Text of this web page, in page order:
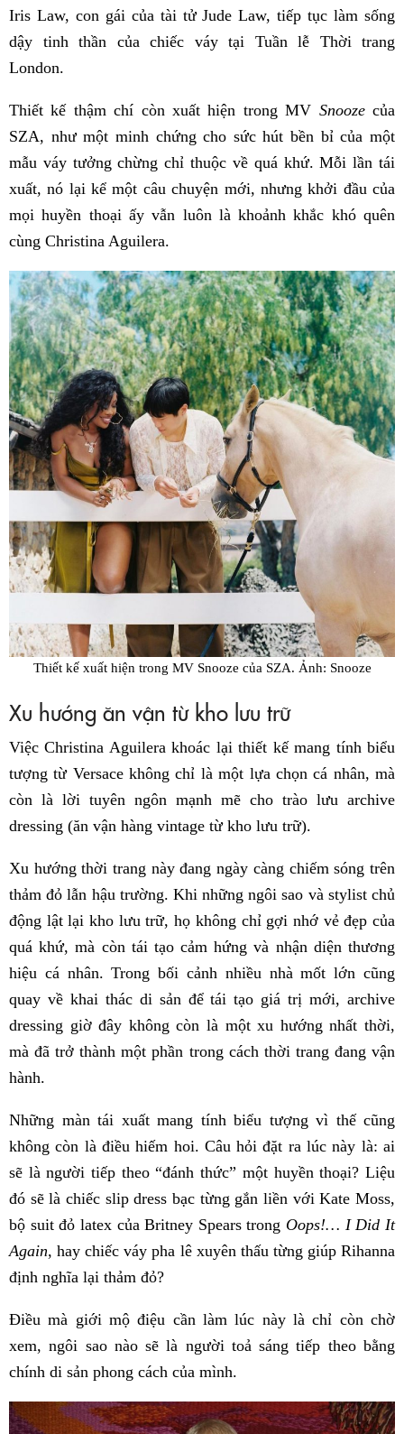
Iris Law, con gái của tài tử Jude Law, tiếp tục làm sống
dậy tinh thần của chiếc váy tại Tuần lễ Thời trang
London.
Thiết kế thậm chí còn xuất hiện trong MV Snoozecủa
SZA, như một minh chứng cho sức hút bền bỉ của một
mẫu váy tưởng chừng chỉ thuộc về quá khứ. Mỗi lần tái
xuất, nó lại kể một câu chuyện mới, nhưng khởi đầu của
mọi huyền thoại ấy vẫn luôn là khoảnh khắc khó quên
cùng Christina Aguilera.
Thiết kế xuất hiện trong MV Snooze của SZA. Ảnh: Snooze
Xu hướng ăn vận từ kho lưu trữ
Việc Christina Aguilera khoác lại thiết kế mang tính biểu
tượng từ Versace không chỉ là một lựa chọn cá nhân, mà
còn là lời tuyên ngôn mạnh mẽ cho trào lưu archive
dressing (ăn vận hàng vintage từ kho lưu trữ).
Xu hướng thời trang này đang ngày càng chiếm sóng trên
thảm đỏ lẫn hậu trường. Khi những ngôi sao và stylist chủ
động lật lại kho lưu trữ, họ không chỉ gợi nhớ vẻ đẹp của
quá khứ, mà còn tái tạo cảm hứng và nhận diện thương
hiệu cá nhân. Trong bối cảnh nhiều nhà mốt lớn cũng
quay về khai thác di sản để tái tạo giá trị mới, archive
dressing giờ đây không còn là một xu hướng nhất thời,
mà đã trở thành một phần trong cách thời trang đang vận
hành.
Những màn tái xuất mang tính biểu tượng vì thế cũng
không còn là điều hiếm hoi. Câu hỏi đặt ra lúc này là: ai
sẽ là người tiếp theo “đánh thức” một huyền thoại? Liệu
đó sẽ là chiếc slip dress bạc từng gắn liền với Kate Moss,
bộ suit đỏ latex của Britney Spears trong Oops!… I Did It
Again, hay chiếc váy pha lê xuyên thấu từng giúp Rihanna
định nghĩa lại thảm đỏ?
Điều mà giới mộ điệu cần làm lúc này là chỉ còn chờ
xem, ngôi sao nào sẽ là người toả sáng tiếp theo bằng
chính di sản phong cách của mình.